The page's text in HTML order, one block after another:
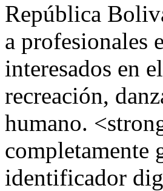
República
a profesionales
interesados en
recreación,
humano.
completamente
identificador